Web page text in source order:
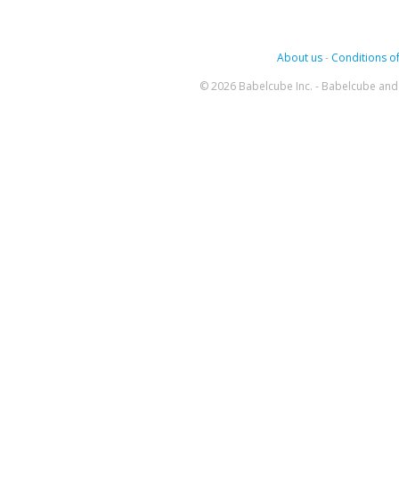
About us- Conditions
© 2026 Babelcube Inc. - Babelcube